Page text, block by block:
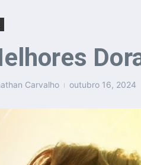
Carvalho outubro 16, 2024